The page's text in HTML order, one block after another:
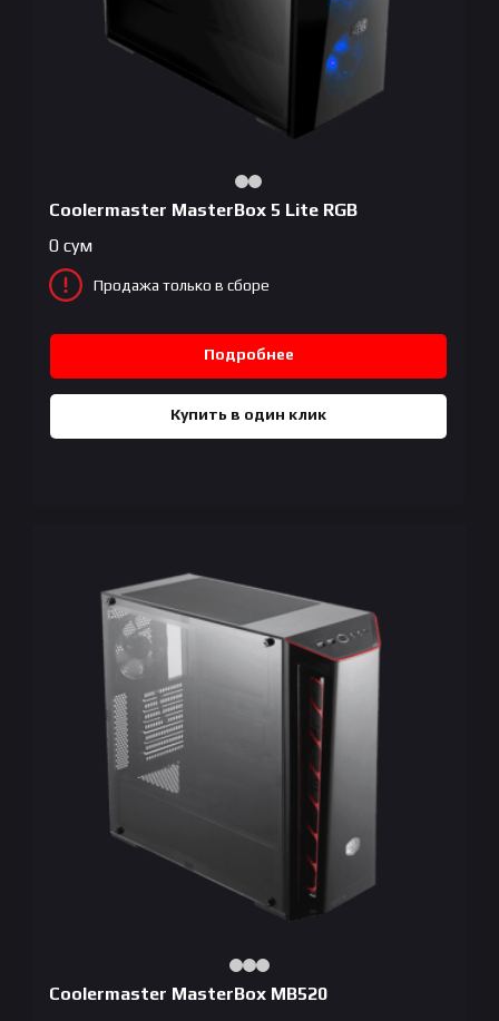
Coolermaster MasterBox 5 Lite RGB
0 сум
Продажа только в сборе
Подробнее
Купить в один клик
Coolermaster MasterBox MB520